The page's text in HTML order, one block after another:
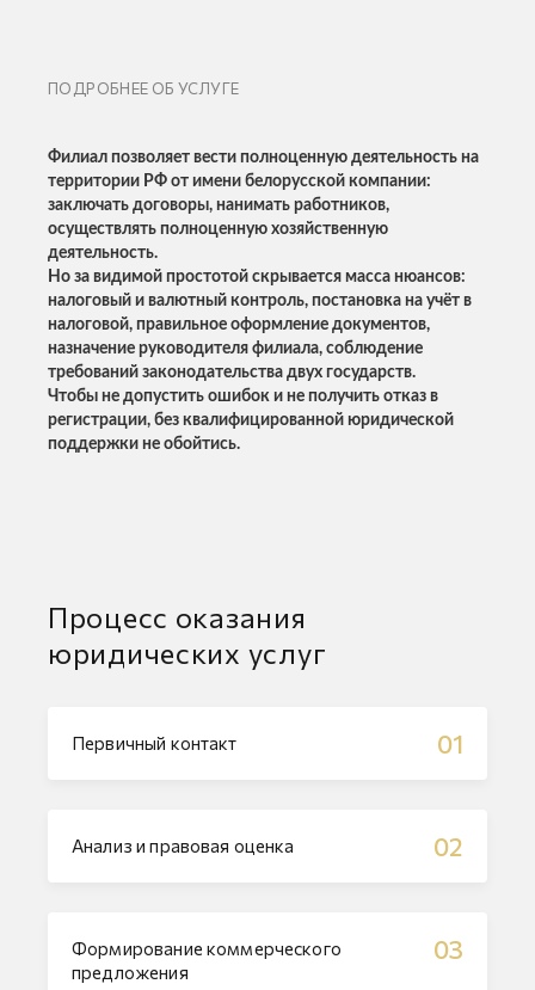
ПОДРОБНЕЕ ОБ УСЛУГЕ
Филиал позволяет вести полноценную деятельность на
территории РФ от имени белорусской компании:
заключать договоры, нанимать работников,
осуществлять полноценную хозяйственную
деятельность.
Но за видимой простотой скрывается масса нюансов:
налоговый и валютный контроль, постановка на учёт в
налоговой, правильное оформление документов,
назначение руководителя филиала, соблюдение
требований законодательства двух государств.
Чтобы не допустить ошибок и не получить отказ в
регистрации, без квалифицированной юридической
поддержки не обойтись.
Процесс оказания
юридических услуг
Первичный контакт 01
Анализ и правовая оценка 02
Формирование коммерческого
предложения
03